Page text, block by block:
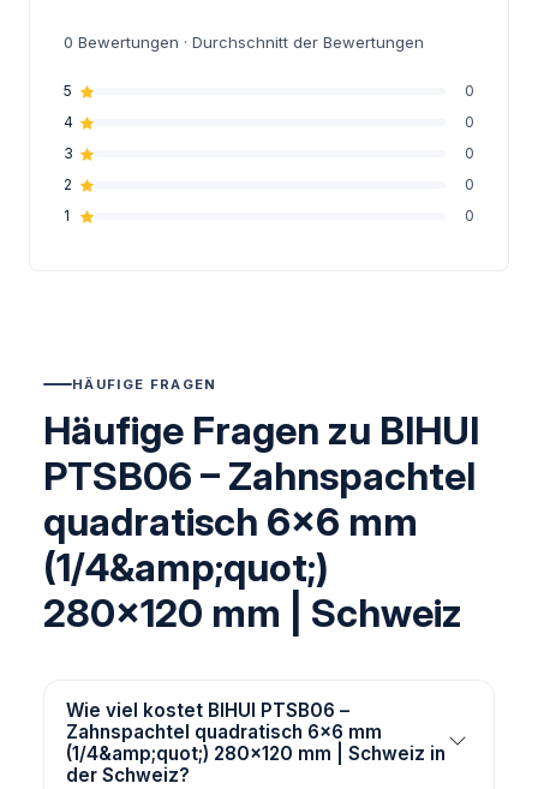
0 Bewertungen · Durchschnitt der Bewertungen
5
0
4
0
3
0
2
0
1
0
HÄUFIGE FRAGEN
Häufige Fragen zu BIHUI
PTSB06 – Zahnspachtel
quadratisch 6×6 mm
(1/4&amp;quot;)
280×120 mm | Schweiz
Wie viel kostet BIHUI PTSB06 –
Zahnspachtel quadratisch 6×6 mm
(1/4&amp;quot;) 280×120 mm | Schweiz in
der Schweiz?